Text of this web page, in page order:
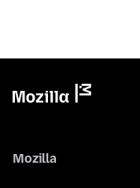
Mozilla